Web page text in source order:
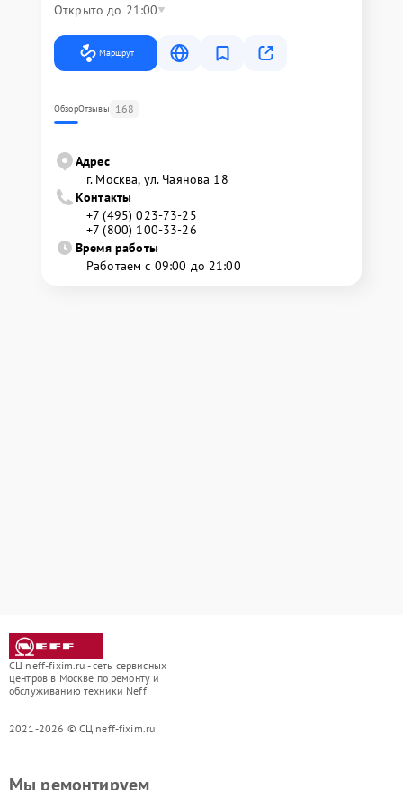
Открыто до 21:00
Маршрут
ОбзорОтзывы 168
Адрес
г. Москва, ул. Чаянова 18
Контакты
+7 (495) 023-73-25
+7 (800) 100-33-26
Время работы
Работаем с 09:00 до 21:00
СЦ neff-fixim.ru - сеть сервисных
центров в Москве по ремонту и
обслуживанию техники Neff
2021-2026 © СЦ neff-fixim.ru
Мы ремонтируем